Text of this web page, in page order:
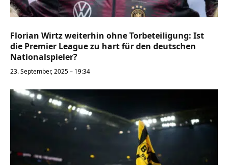
Florian Wirtz weiterhin ohne Torbeteiligung: Ist
die Premier League zu hart für den deutschen
Nationalspieler?
23. September, 2025 – 19:34